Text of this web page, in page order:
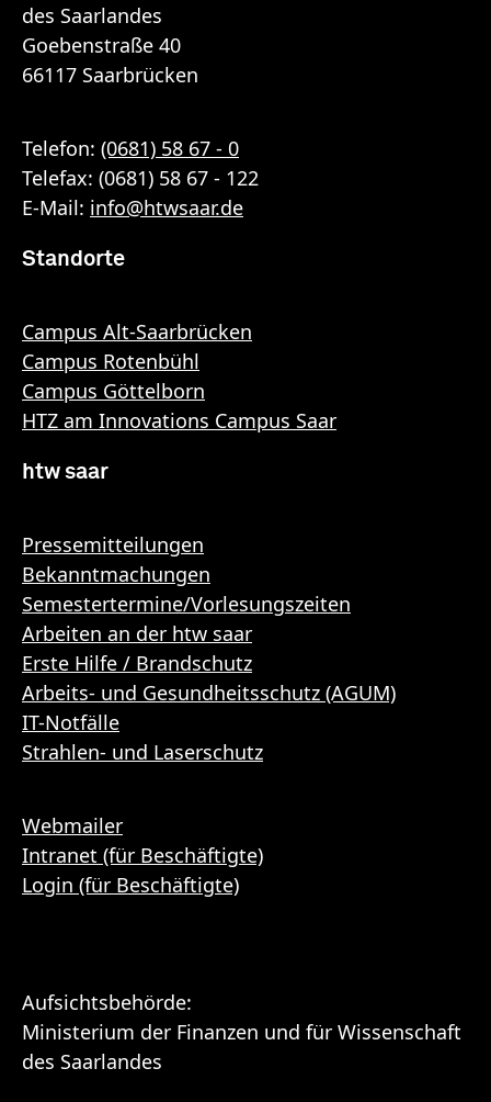
des Saarlandes
Goebenstraße 40
66117 Saarbrücken
Telefon: (0681) 58 67 - 0
Telefax: (0681) 58 67 - 122
E-Mail: info@htwsaar.de
Standorte
Campus Alt-Saarbrücken
Campus Rotenbühl
Campus Göttelborn
HTZ am Innovations Campus Saar
htw saar
Pressemitteilungen
Bekanntmachungen
Semestertermine/Vorlesungszeiten
Arbeiten an der htw saar
Erste Hilfe / Brandschutz
Arbeits- und Gesundheitsschutz (AGUM)
IT-Notfälle
Strahlen- und Laserschutz
Webmailer
Intranet (für Beschäftigte)
Login (für Beschäftigte)
Aufsichtsbehörde:
Ministerium der Finanzen und für Wissenschaft
des Saarlandes